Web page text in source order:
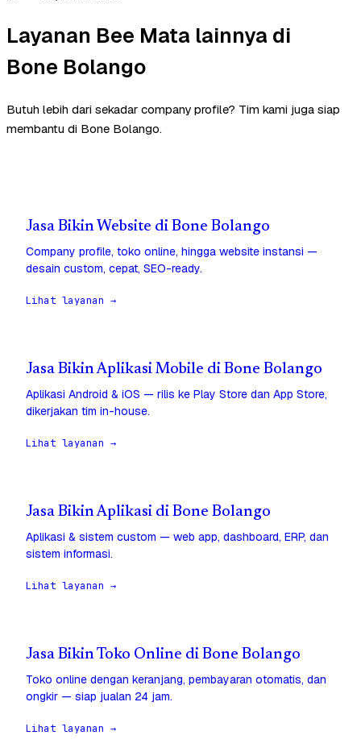
Layanan Bee Mata lainnya di
Bone Bolango
Butuh lebih dari sekadar company profile? Tim kami juga siap
membantu di Bone Bolango.
Jasa Bikin Website di Bone Bolango
Company profile, toko online, hingga website instansi —
desain custom, cepat, SEO-ready.
Lihat layanan →
Jasa Bikin Aplikasi Mobile di Bone Bolango
Aplikasi Android & iOS — rilis ke Play Store dan App Store,
dikerjakan tim in-house.
Lihat layanan →
Jasa Bikin Aplikasi di Bone Bolango
Aplikasi & sistem custom — web app, dashboard, ERP, dan
sistem informasi.
Lihat layanan →
Jasa Bikin Toko Online di Bone Bolango
Toko online dengan keranjang, pembayaran otomatis, dan
ongkir — siap jualan 24 jam.
Lihat layanan →